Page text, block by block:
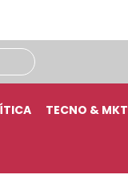
TECNO & MKT